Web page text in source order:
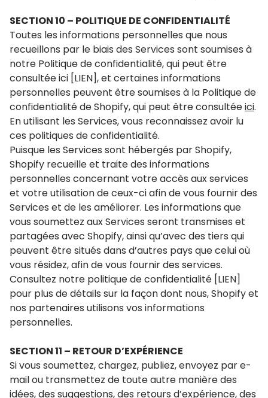
SECTION 10 – POLITIQUE DE CONFIDENTIALITÉ
Toutes les informations personnelles que nous
recueillons par le biais des Services sont soumises à
notre Politique de confidentialité, qui peut être
consultée ici [LIEN], et certaines informations
personnelles peuvent être soumises à la Politique de
confidentialité de Shopify, qui peut être consultéeici.
En utilisant les Services, vous reconnaissez avoir lu
ces politiques de confidentialité.
Puisque les Services sont hébergés par Shopify,
Shopify recueille et traite des informations
personnelles concernant votre accès aux services
et votre utilisation de ceux-ci afin de vous fournir des
Services et de les améliorer. Les informations que
vous soumettez aux Services seront transmises et
partagées avec Shopify, ainsi qu’avec des tiers qui
peuvent être situés dans d’autres pays que celui où
vous résidez, afin de vous fournir des services.
Consultez notre politique de confidentialité [LIEN]
pour plus de détails sur la façon dont nous, Shopify et
nos partenaires utilisons vos informations
personnelles.
SECTION 11 – RETOUR D’EXPÉRIENCE
Si vous soumettez, chargez, publiez, envoyez par e-
mail ou transmettez de toute autre manière des
idées, des suggestions, des retours d’expérience, des